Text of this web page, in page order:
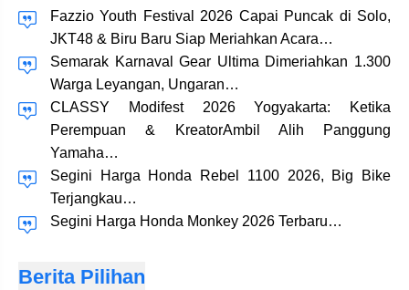
Fazzio Youth Festival 2026 Capai Puncak di Solo,
JKT48 & Biru Baru Siap Meriahkan Acara…
Semarak Karnaval Gear Ultima Dimeriahkan 1.300
Warga Leyangan, Ungaran…
CLASSY Modifest 2026 Yogyakarta: Ketika
Perempuan & KreatorAmbil Alih Panggung
Yamaha…
Segini Harga Honda Rebel 1100 2026, Big Bike
Terjangkau…
Segini Harga Honda Monkey 2026 Terbaru…
Berita Pilihan